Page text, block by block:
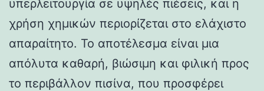
υπερλειτουργία σε υψηλές πιέσεις, και η
χρήση χημικών περιορίζεται στο ελάχιστο
απαραίτητο. Το αποτέλεσμα είναι μια
απόλυτα καθαρή, βιώσιμη και φιλική προς
το περιβάλλον πισίνα, που προσφέρει